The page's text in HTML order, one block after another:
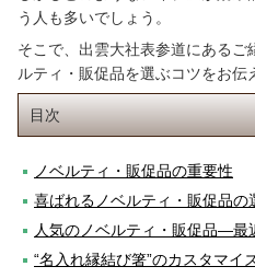
う人も多いでしょう。
そこで、出雲大社表参道にあるご
ルティ・販促品を選ぶコツをお伝
目次
ノベルティ・販促品の重要性
喜ばれるノベルティ・販促品の
人気のノベルティ・販促品―最
“名入れ縁結び箸”のカスタマイ